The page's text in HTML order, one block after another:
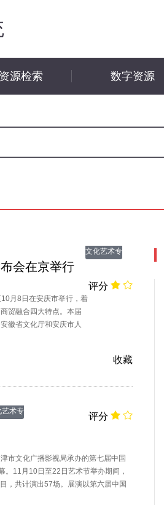
源检索 数字资源
会在京举行
文化艺术专
评分
月8日在安庆市举行，着
贸融合四大特点。本届
徽省文化厅和安庆市人
予以特别支持。
收藏
艺术专
评分
市文化广播影视局承办的第七届中国
11月10日至22日艺术节举办期间，
，共计演出57场。展演以第六届中国
意识、经过整理改编的优秀传统戏为